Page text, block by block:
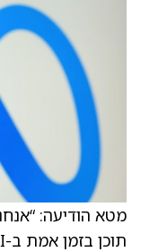
מטא הודיעה:
תוכן בזמן אמת ב-